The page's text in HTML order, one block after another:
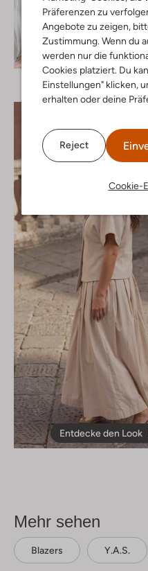
Präferenzen zu
Angebote zu zeigen,
Zustimmung. Wenn du
werden nur die
Cookies platziert. Du
Einstellungen" klicken,
erhalten oder deine
Reject
Cookie-
Entdecke den Look
Entdecke den Look
Mehr sehen
Blazers Y.a.s.